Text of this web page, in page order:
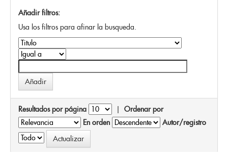
Añadir filtros:
Usa los filtros para afinar la busqueda.
Resultados por página | Ordenar por
En orden
Autor/registro